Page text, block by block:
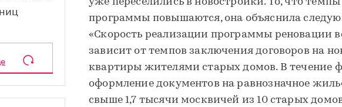
программы повышаются, она объяснила
«Скорость реализации программы реновации
зависит от темпов заключения договоров на
квартиры жителями старых домов. В течение
оформление документов на равнозначное
свыше 1,7 тысячи москвичей из 10 старых